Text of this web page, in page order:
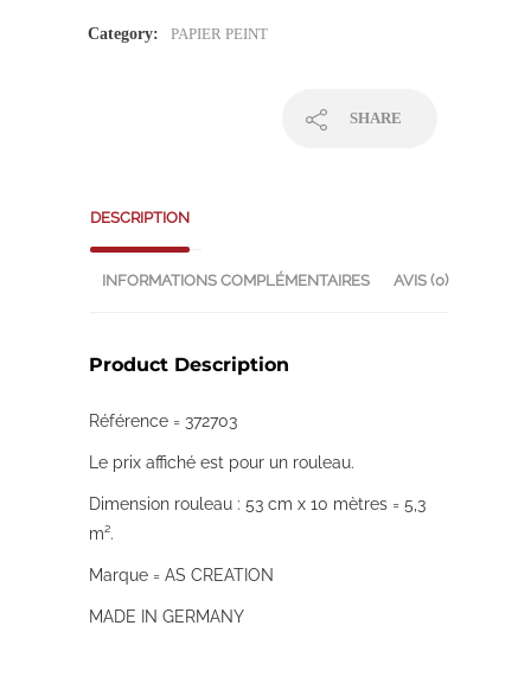
Category: PAPIER PEINT
SHARE
DESCRIPTION
INFORMATIONS COMPLÉMENTAIRES AVIS (0)
Product Description
Référence = 372703
Le prix affiché est pour un rouleau.
Dimension rouleau : 53 cm x 10 mètres = 5,3
m².
Marque = AS CREATION
MADE IN GERMANY